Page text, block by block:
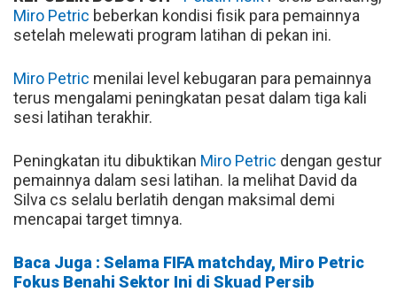
Miro Petric beberkan kondisi fisik para pemainnya
setelah melewati program latihan di pekan ini.
Miro Petric menilai level kebugaran para pemainnya
terus mengalami peningkatan pesat dalam tiga kali
sesi latihan terakhir.
Peningkatan itu dibuktikan Miro Petric dengan gestur
pemainnya dalam sesi latihan. Ia melihat David da
Silva cs selalu berlatih dengan maksimal demi
mencapai target timnya.
Baca Juga : Selama FIFA matchday, Miro Petric
Fokus Benahi Sektor Ini di Skuad Persib